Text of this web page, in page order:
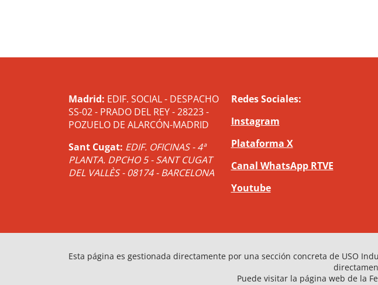
Madrid: EDIF. SOCIAL - DESPACHO
SS-02 - PRADO DEL REY - 28223 -
POZUELO DE ALARCÓN-MADRID
Sant Cugat: EDIF. OFICINAS - 4ª
PLANTA. DPCHO 5 - SANT CUGAT
DEL VALLÈS - 08174 - BARCELONA
Redes Sociales:
Instagram
Plataforma X
Canal WhatsApp RTVE
Youtube
Esta página es gestionada directamente por una sección concreta de USO
Puede visitar la página web de la